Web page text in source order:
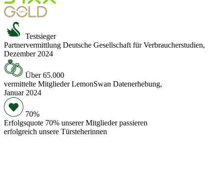
Testsieger
Partnervermittlung Deutsche Gesellschaft für Verbraucherstudien,
Dezember 2024
Über 65.000
vermittelte Mitglieder LemonSwan Datenerhebung,
Januar 2024
70%
Erfolgsquote 70% unserer Mitglieder passieren
erfolgreich unsere Türsteherinnen